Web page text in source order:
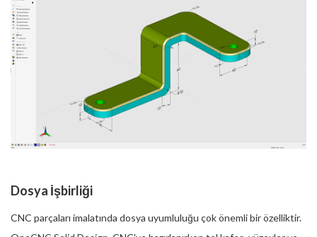
Dosya İşbirliği
CNC parçaları imalatında dosya uyumluluğu çok önemli bir özelliktir.